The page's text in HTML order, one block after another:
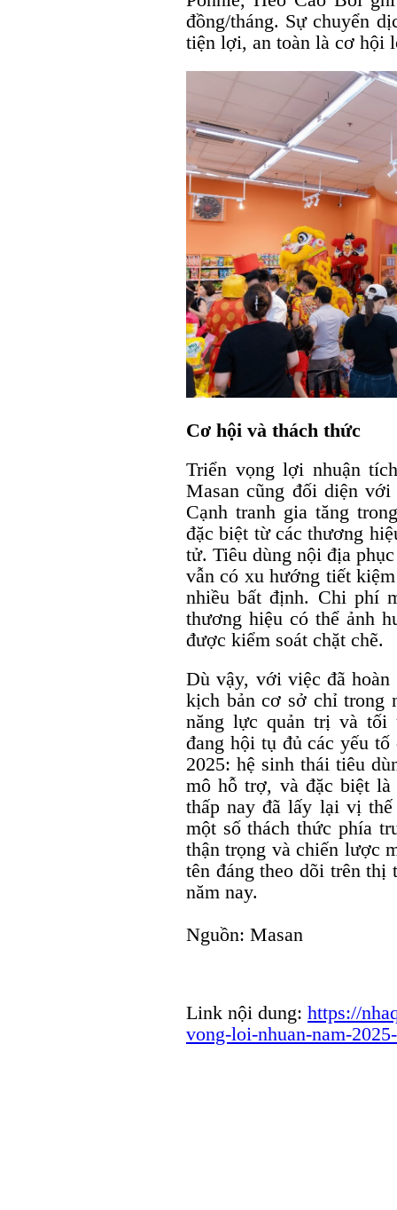
đồng/tháng. Sự chuyển
tiện lợi, an toàn là cơ hội
Cơ hội và thách thức
Triển vọng lợi nhuận
Masan cũng đối diện
Cạnh tranh gia tăng
đặc biệt từ các thương
tử. Tiêu dùng nội địa
vẫn có xu hướng tiết
nhiều bất định. Chi phí
thương hiệu có thể ảnh
được kiểm soát chặt chẽ.
Dù vậy, với việc đã hoàn
kịch bản cơ sở chỉ trong
năng lực quản trị và tối
đang hội tụ đủ các yếu
2025: hệ sinh thái tiêu
mô hỗ trợ, và đặc biệt là
thấp nay đã lấy lại vị
một số thách thức phía
thận trọng và chiến lược
tên đáng theo dõi trên
năm nay.
Nguồn: Masan
Link nội dung: https://
vong-loi-nhuan-nam-